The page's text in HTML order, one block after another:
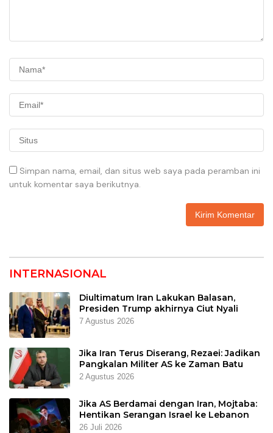
Simpan nama, email, dan situs web saya pada peramban ini
untuk komentar saya berikutnya.
INTERNASIONAL
Diultimatum Iran Lakukan Balasan,
Presiden Trump akhirnya Ciut Nyali
7 Agustus 2026
Jika Iran Terus Diserang, Rezaei: Jadikan
Pangkalan Militer AS ke Zaman Batu
2 Agustus 2026
Jika AS Berdamai dengan Iran, Mojtaba:
Hentikan Serangan Israel ke Lebanon
26 Juli 2026